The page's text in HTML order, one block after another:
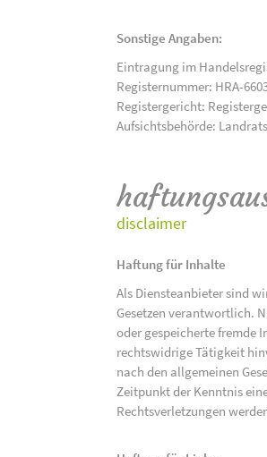
Sonstige Angaben:
Eintragung im
Registernummer: HRA-
Registergericht:
Aufsichtsbehörde:
disclaimer
Haftung für Inhalte
Als Diensteanbieter sind
Gesetzen verantwortlich.
oder gespeicherte fremde
rechtswidrige Tätigkeit
nach den allgemeinen
Zeitpunkt der Kenntnis
Rechtsverletzungen